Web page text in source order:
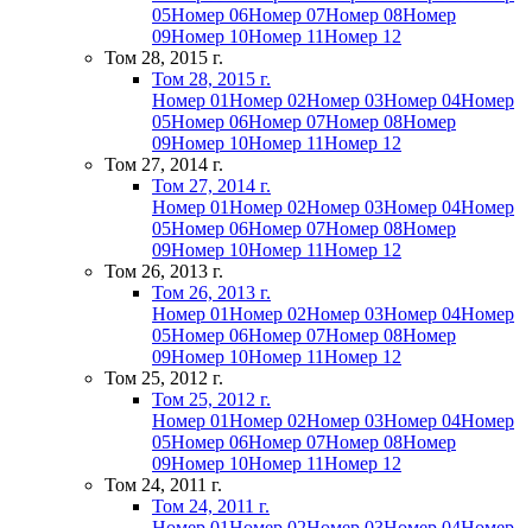
05Номер 06Номер 07Номер 08Номер
09Номер 10Номер 11Номер 12
Том 28, 2015 г.
Том 28, 2015 г.
Номер 01Номер 02Номер 03Номер 04Номер
05Номер 06Номер 07Номер 08Номер
09Номер 10Номер 11Номер 12
Том 27, 2014 г.
Том 27, 2014 г.
Номер 01Номер 02Номер 03Номер 04Номер
05Номер 06Номер 07Номер 08Номер
09Номер 10Номер 11Номер 12
Том 26, 2013 г.
Том 26, 2013 г.
Номер 01Номер 02Номер 03Номер 04Номер
05Номер 06Номер 07Номер 08Номер
09Номер 10Номер 11Номер 12
Том 25, 2012 г.
Том 25, 2012 г.
Номер 01Номер 02Номер 03Номер 04Номер
05Номер 06Номер 07Номер 08Номер
09Номер 10Номер 11Номер 12
Том 24, 2011 г.
Том 24, 2011 г.